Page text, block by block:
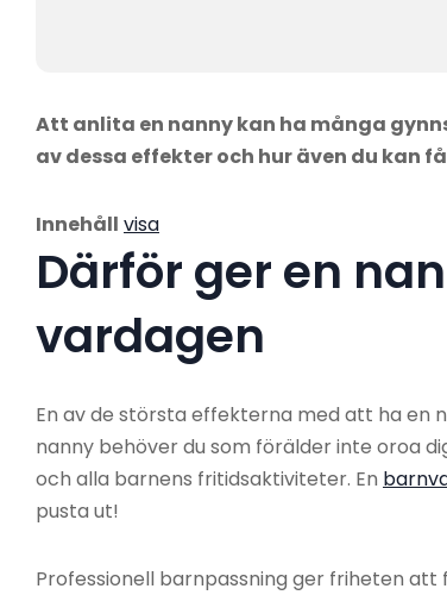
Att anlita en nanny kan ha många
av dessa effekter och hur även du kan
Innehåll visa
Därför ger en
vardagen
En av de största effekterna med att ha en
nanny behöver du som förälder inte oroa
och alla barnens fritidsaktiviteter. En
pusta ut!
Professionell barnpassning ger friheten